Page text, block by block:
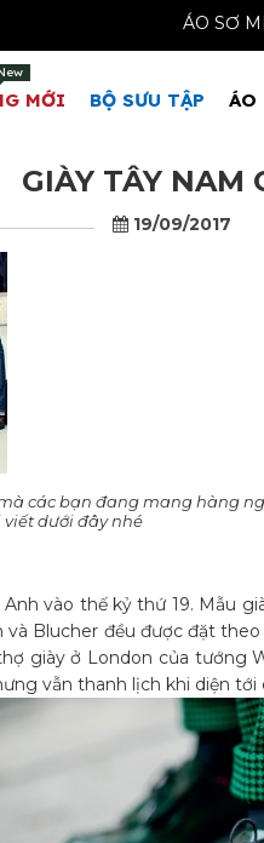
MỚI BỘ SƯU TẬP ÁO
GIÀY TÂY NAM
19/09/2017
các bạn đang mang hàng
dưới đây nhé
vào thế kỷ thứ 19. Mẫu
Blucher đều được đặt
giày ở London của
vẫn thanh lịch khi diện tới